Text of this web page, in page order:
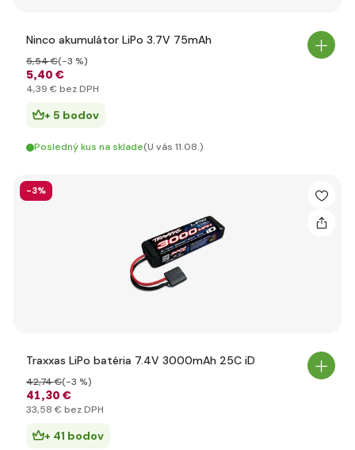
Ninco akumulátor LiPo 3.7V 75mAh
5,40 €
5,54 €(-3 %)
4,39 € bez DPH
+ 5 bodov
Posledný kus na sklade(U vás 11.08.)
-3%
Traxxas LiPo batéria 7.4V 3000mAh 25C iD
41,30 €
42,74 €(-3 %)
33,58 € bez DPH
+ 41 bodov